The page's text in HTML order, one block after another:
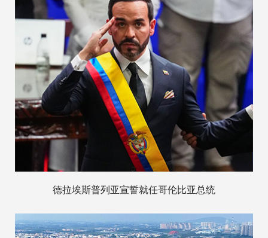
德拉埃斯普列亚宣誓就任哥伦比亚总统